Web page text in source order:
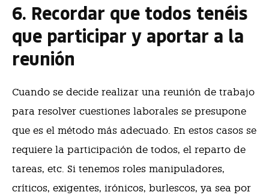
6. Recordar que todos tenéis
que participar y aportar a la
reunión
Cuando se decide realizar una reunión de trabajo
para resolver cuestiones laborales se presupone
que es el método más adecuado. En estos casos se
requiere la participación de todos, el reparto de
tareas, etc. Si tenemos roles manipuladores,
críticos, exigentes, irónicos, burlescos, ya sea por